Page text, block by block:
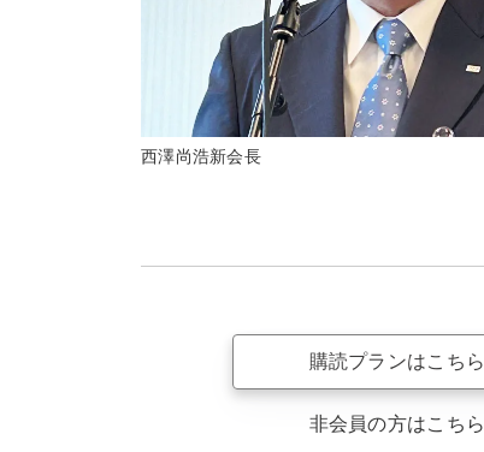
西澤尚浩新会長
購読プランはこちら
非会員の方はこちら